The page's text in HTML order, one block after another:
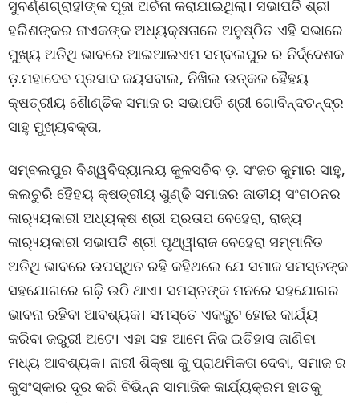
ସୁବର୍ଣ୍ଣଗ୍ରାହୀଙ୍କ ପୂଜା ଅର୍ଚନା କରାଯାଇଥିଲା। ସଭାପତି ଶ୍ରୀ
ହରିଶଙ୍କର ନାଏକଙ୍କ ଅଧ୍ୟକ୍ଷତାରେ ଅନୁଷ୍ଠିତ ଏହି ସଭାରେ
ମୁଖ୍ୟ ଅତିଥି ଭାବରେ ଆଇଆଇଏମ ସମ୍ବଲପୁର ର ନିର୍ଦ୍ଦେଶକ
ଡ଼.ମହାଦେବ ପ୍ରସାଦ ଜୟସବାଲ, ନିଖିଲ ଉତ୍କଳ ହୈହୟ
କ୍ଷତ୍ରୀୟ ଶୈାଣ୍ଢିକ ସମାଜ ର ସଭାପତି ଶ୍ରୀ ଗୋବିନ୍ଦଚନ୍ଦ୍ର
ସାହୁ ମୁଖ୍ୟବକ୍ତା,
ସମ୍ବଲପୁର ବିଶ୍ୱବିଦ୍ୟାଲୟ କୁଳସଚିବ ଡ଼. ସଂଜତ କୁମାର ସାହୁ,
କଲଚୁରି ହୈହୟ କ୍ଷତ୍ରୀୟ ଶୁଣ୍ଢି ସମାଜର ଜାତୀୟ ସଂଗଠନର
କାର‌୍ୟ୍ୟକାରୀ ଅଧ୍ୟକ୍ଷ ଶ୍ରୀ ପ୍ରତାପ ବେହେରା, ରାଜ୍ୟ
କାର‌୍ୟ୍ୟକାରୀ ସଭାପତି ଶ୍ରୀ ପୃଥ୍ୱୀରାଜ ବେହେରା ସମ୍ମାନିତ
ଅତିଥି ଭାବରେ ଉପସ୍ଥିତ ରହି କହିଥଲେ ଯେ ସମାଜ ସମସ୍ତଙ୍କ
ସହଯୋଗରେ ଗଢ଼ି ଉଠି ଥାଏ। ସମସ୍ତଙ୍କ ମନରେ ସହଯୋଗର
ଭାବନା ରହିବା ଆବଶ୍ୟକ। ସମସ୍ତେ ଏକଜୁଟ ହୋଇ କାର୍ଯ୍ୟ
କରିବା ଜରୁରୀ ଅଟେ। ଏହା ସହ ଆମେ ନିଜ ଇତିହାସ ଜାଣିବା
ମଧ୍ୟ ଆବଶ୍ୟକ। ନାରୀ ଶିକ୍ଷା କୁ ପ୍ରାଥମିକତା ଦେବା, ସମାଜ ର
କୁସଂସ୍କାର ଦୂର କରି ବିଭିନ୍ନ ସାମାଜିକ କାର୍ଯ୍ୟକ୍ରମ ହାତକୁ